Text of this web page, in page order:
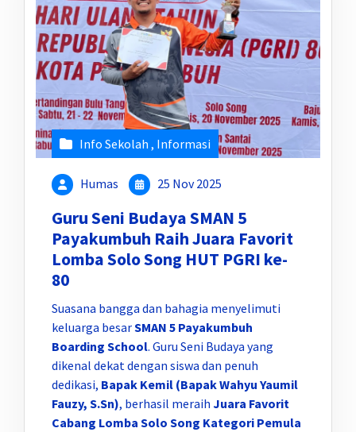
Info Sekolah , Informasi
Humas 25 Nov 2025
Guru Seni Budaya SMAN 5
Payakumbuh Raih Juara Favorit
Lomba Solo Song HUT PGRI ke-
80
Suasana bangga dan bahagia menyelimuti
keluarga besarSMAN 5 Payakumbuh
Boarding School. Guru Seni Budaya yang
dikenal dekat dengan siswa dan penuh
dedikasi, Bapak Kemil (Bapak Wahyu Yaumil
Fauzy, S.Sn), berhasil meraih Juara Favorit
Cabang Lomba Solo Song Kategori Pemula